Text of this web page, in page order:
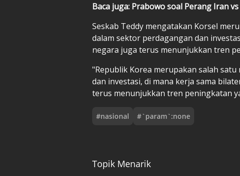
Baca juga: Prabowo soal Perang Iran
Seskab Teddy mengatakan Korsel
dalam sektor perdagangan dan
negara juga terus menunjukkan tren
"Republik Korea merupakan salah
dan investasi, di mana kerja sama
terus menunjukkan tren peningkatan
#nasional #`param`:none
Topik Menarik